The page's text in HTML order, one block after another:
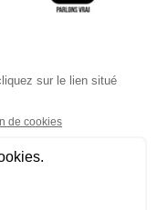
Olivier